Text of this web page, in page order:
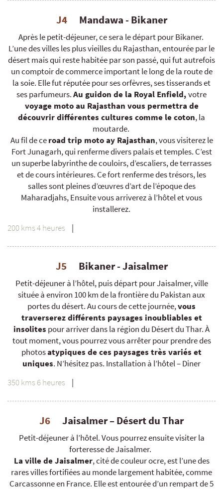
J4 Mandawa - Bikaner
Après le petit-déjeuner, ce sera le départ pour Bikaner.
L’une des villes les plus vieilles du Rajasthan, entourée par le
désert mais qui reste habitée par son passé, qui fut autrefois
un comptoir de commerce important le long de la route de
la soie. Elle fut réputée pour ses orfèvres, ses tisserands et
ses parfumeurs.Au guidon de la Royal Enfield,votre
voyage moto au Rajasthan vous permettra de
découvrir différentes cultures comme le coton, la
moutarde.
Au fil de ceroad trip moto ay Rajasthan, vous visiterez le
Fort Junagarh, qui renferme divers palais et temples. C’est
un superbe labyrinthe de couloirs, d’escaliers, de terrasses
et de cours intérieures. Ce fort renferme des trésors, les
salles sont pleines d’œuvres d’art de l’époque des
Maharadjahs, Ensuite vous arriverez à l’hôtel et vous
installerez.
200 kms 4 heures
|
J5 Bikaner - Jaisalmer
Petit-déjeuner à l’hôtel, puis départ pour Jaisalmer, ville
située à environ 100 km de la frontière du Pakistan aux
portes du désert. Au cours de cette journée,vous
traverserez différents paysages inoubliables et
insolites pour arriver dans la région du Désert du Thar. À
tout moment, vous pourrez vous arrêter pour prendre des
photosatypiques de ces paysages très variés et
uniques. N’hésitez pas. Installation à l’hôtel – Diner
350 kms 6 heures
|
J6 Jaisalmer – Désert du Thar
Petit-déjeuner à l’hôtel. Vous pourrez ensuite visiter la
forteresse de Jaisalmer.
La ville de Jaisalmer, cité de couleur ocre, est l’une des
rares villes fortifiées au monde largement habitée, comme
Carcassonne en France. Elle est entourée d’un rempart de 5